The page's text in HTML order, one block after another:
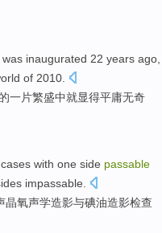
inaugurated 22 years ago
of 2010.
的一片繁盛中就显得平庸无奇
cases with one side passable
impassable.
晶氧声学造影与碘油造影检查